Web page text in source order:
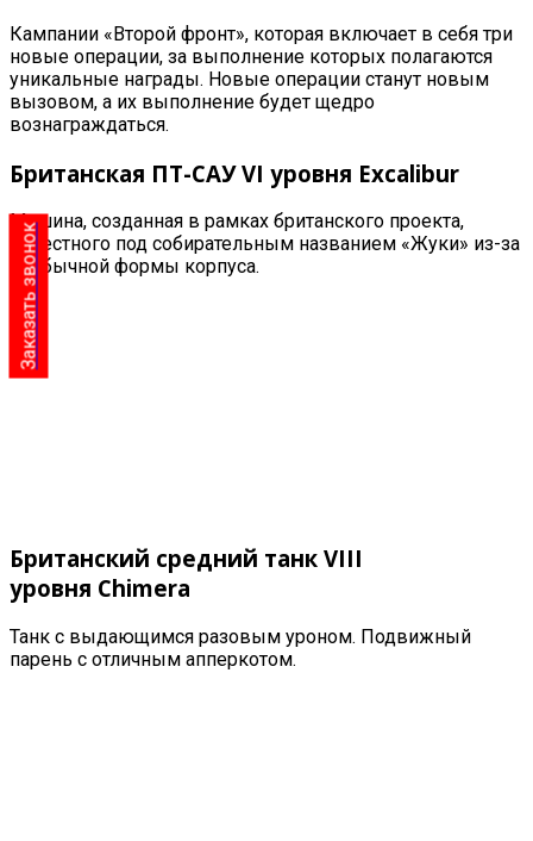
Кампании «Второй фронт», которая включает в себя три
новые операции, за выполнение которых полагаются
уникальные награды. Новые операции станут новым
вызовом, а их выполнение будет щедро
вознаграждаться.
Британская ПТ-САУ VI уровня Excalibur
Машина, созданная в рамках британского проекта,
известного под собирательным названием «Жуки» из-за
необычной формы корпуса.
Британский средний танк VIII
уровня Chimera
Танк с выдающимся разовым уроном. Подвижный
парень с отличным апперкотом.
Заказать звонок